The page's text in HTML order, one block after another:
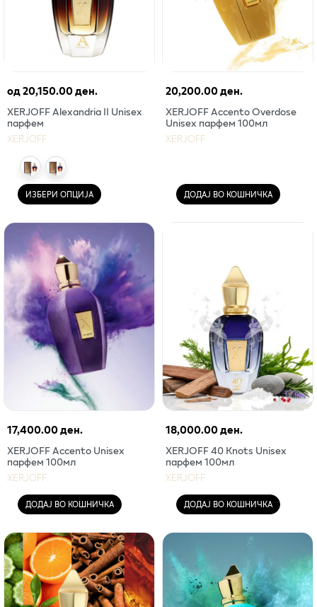
од20,150.00 ден.
XERJOFF Alexandria II Unisex
парфем
XERJOFF
ИЗБЕРИ ОПЦИЈА
20,200.00 ден.
XERJOFF Accento Overdose
Unisex парфем 100мл
XERJOFF
ДОДАЈ ВО КОШНИЧКА
17,400.00 ден.
XERJOFF Accento Unisex
парфем 100мл
XERJOFF
ДОДАЈ ВО КОШНИЧКА
18,000.00 ден.
XERJOFF 40 Knots Unisex
парфем 100мл
XERJOFF
ДОДАЈ ВО КОШНИЧКА